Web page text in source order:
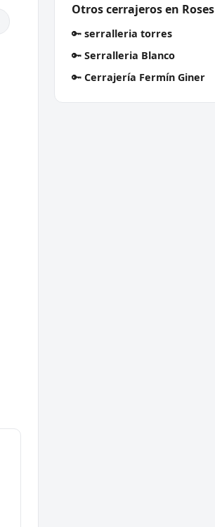
Otros cerrajeros en Roses
🔑 serralleria torres
🔑 Serralleria Blanco
🔑 Cerrajería Fermín Giner